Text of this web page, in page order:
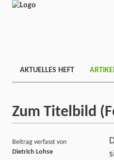
AKTUELLES HEFT
Zum Titelbild
Beitrag verfasst von
Dietrich Lohse